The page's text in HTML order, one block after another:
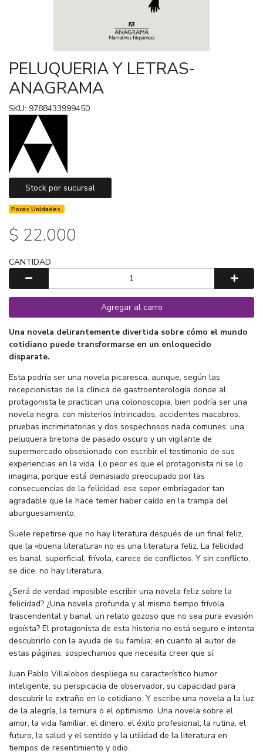
PELUQUERIA Y LETRAS-
ANAGRAMA
SKU: 9788433999450
Stock por sucursal
Pocas Unidades.
$ 22.000
CANTIDAD
Agregar al carro
Una novela delirantemente divertida sobre cómo el mundo
cotidiano puede transformarse en un enloquecido
disparate.
Esta podría ser una novela picaresca, aunque, según las
recepcionistas de la clínica de gastroenterología donde al
protagonista le practican una colonoscopia, bien podría ser una
novela negra, con misterios intrincados, accidentes macabros,
pruebas incriminatorias y dos sospechosos nada comunes: una
peluquera bretona de pasado oscuro y un vigilante de
supermercado obsesionado con escribir el testimonio de sus
experiencias en la vida. Lo peor es que el protagonista ni se lo
imagina, porque está demasiado preocupado por las
consecuencias de la felicidad, ese sopor embriagador tan
agradable que le hace temer haber caído en la trampa del
aburguesamiento.
Suele repetirse que no hay literatura después de un final feliz,
que la «buena literatura» no es una literatura feliz. La felicidad
es banal, superficial, frívola, carece de conflictos. Y sin conflicto,
se dice, no hay literatura.
¿Será de verdad imposible escribir una novela feliz sobre la
felicidad? ¿Una novela profunda y al mismo tiempo frívola,
trascendental y banal, un relato gozoso que no sea pura evasión
egoísta? El protagonista de esta historia no está seguro e intenta
descubrirlo con la ayuda de su familia; en cuanto al autor de
estas páginas, sospechamos que necesita creer que sí.
Juan Pablo Villalobos despliega su característico humor
inteligente, su perspicacia de observador, su capacidad para
descubrir lo extraño en lo cotidiano. Y escribe una novela a la luz
de la alegría, la ternura o el optimismo. Una novela sobre el
amor, la vida familiar, el dinero, el éxito profesional, la rutina, el
futuro, la salud y el sentido y la utilidad de la literatura en
tiempos de resentimiento y odio.